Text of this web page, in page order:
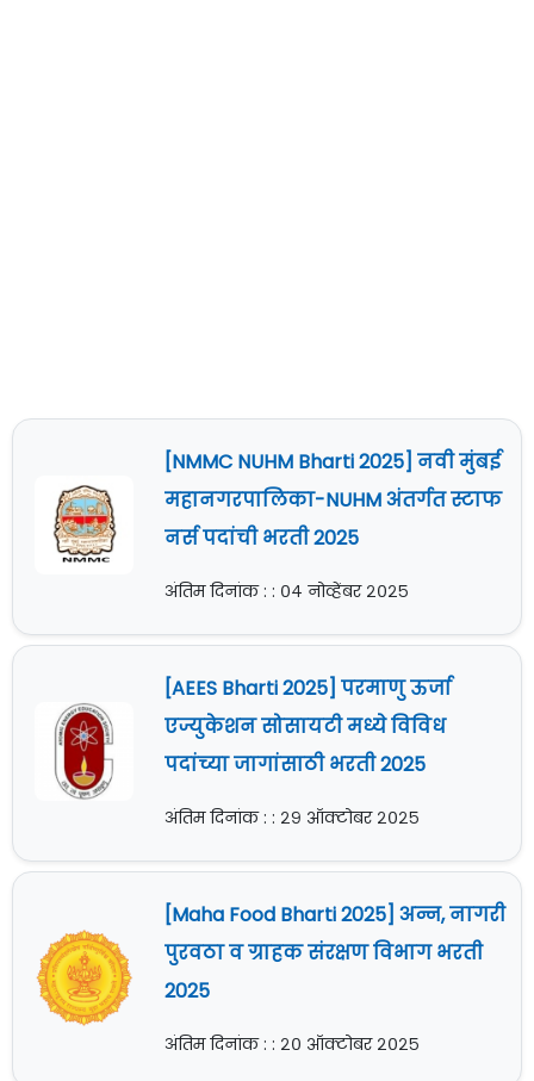
[NMMC NUHM Bharti 2025] नवी मुंबई
महानगरपालिका-NUHM अंतर्गत स्टाफ
नर्स पदांची भरती 2025
अंतिम दिनांक : : ०४ नोव्हेंबर २०२५
[AEES Bharti 2025] परमाणु ऊर्जा
एज्युकेशन सोसायटी मध्ये विविध
पदांच्या जागांसाठी भरती 2025
अंतिम दिनांक : : २९ ऑक्टोबर २०२५
[Maha Food Bharti 2025] अन्न, नागरी
पुरवठा व ग्राहक संरक्षण विभाग भरती
2025
अंतिम दिनांक : : २० ऑक्टोबर २०२५